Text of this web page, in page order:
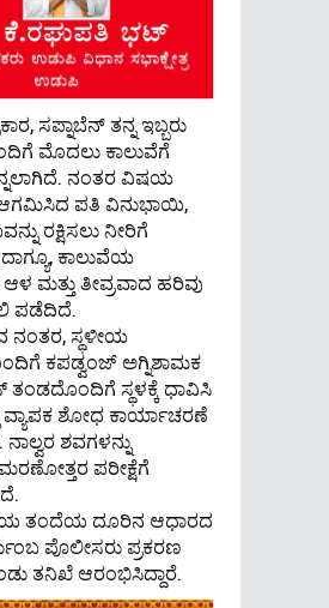
ಸಪ್ನಾಬೆನ್ ತನ್ನ ಇಬ್ಬರು
ಮೊದಲು ಕಾಲುವೆಗೆ
ನಂತರ ವಿಷಯ
ಆಗಮಿಸಿದ ಪತಿ ವಿನುಭಾಯಿ,
ರಕ್ಷಿಸಲು ನೀರಿಗೆ
ಕಾಲುವೆಯ
ಮತ್ತು ತೀವ್ರವಾದ ಹರಿವು
ಪಡೆದಿದೆ.
ಸ್ಥಳೀಯ
ಕಪಡ್ವಂಜ್ ಅಗ್ನಿಶಾಮಕ
ಸ್ಥಳಕ್ಕೆ ಧಾವಿಸಿ
ವ್ಯಾಪಕ ಶೋಧ ಕಾರ್ಯಾಚರಣೆ
ನಾಲ್ವರ ಶವಗಳನ್ನು
ಪರೀಕ್ಷೆಗೆ
ತಂದೆಯ ದೂರಿನ ಆಧಾರದ
ಪೊಲೀಸರು ಪ್ರಕರಣ
ತನಿಖೆ ಆರಂಭಿಸಿದ್ದಾರೆ.